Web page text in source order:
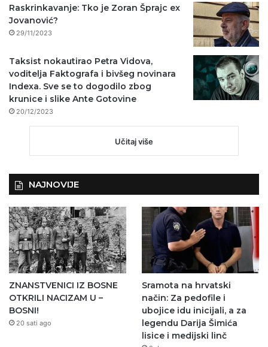
Raskrinkavanje: Tko je Zoran Šprajc ex
Jovanović?
29/11/2023
Taksist nokautirao Petra Vidova,
voditelja Faktografa i bivšeg novinara
Indexa. Sve se to dogodilo zbog
krunice i slike Ante Gotovine
20/12/2023
Učitaj više
NAJNOVIJE
ZNANSTVENICI IZ BOSNE
OTKRILI NACIZAM U –
BOSNI!
20 sati ago
Sramota na hrvatski
način: Za pedofile i
ubojice idu inicijali, a za
legendu Darija Šimića
lisice i medijski linč